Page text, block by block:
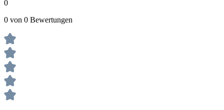
0
0 von 0 Bewertungen